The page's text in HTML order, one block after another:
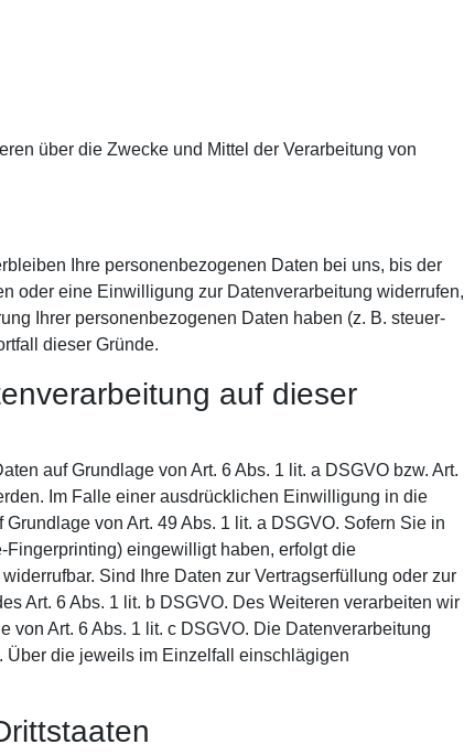
über die Zwecke und Mittel der Verarbeitung von
Ihre personenbezogenen Daten bei uns, bis der
oder eine Einwilligung zur Datenverarbeitung widerrufen,
Ihrer personenbezogenen Daten haben (z. B. steuer-
dieser Gründe.
auf dieser
auf Grundlage von Art. 6 Abs. 1 lit. a DSGVO bzw. Art.
Im Falle einer ausdrücklichen Einwilligung in die
von Art. 49 Abs. 1 lit. a DSGVO. Sofern Sie in
eingewilligt haben, erfolgt die
Sind Ihre Daten zur Vertragserfüllung oder zur
Art. 6 Abs. 1 lit. b DSGVO. Des Weiteren verarbeiten wir
von Art. 6 Abs. 1 lit. c DSGVO. Die Datenverarbeitung
Über die jeweils im Einzelfall einschlägigen